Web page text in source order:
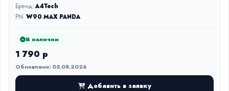
Бренд:A4Tech
PN:W90 MAX PANDA
В наличии
1 790 р
Обновлено: 05.08.2026
Добавить в заявку